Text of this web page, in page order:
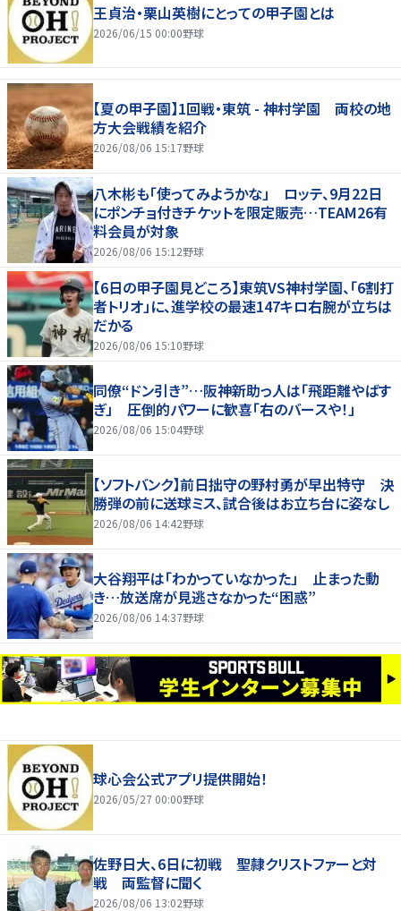
王貞治・栗山英樹にとっての甲子園とは
2026/06/15 00:00野球
【夏の甲子園】1回戦・東筑 - 神村学園 両校の地
方大会戦績を紹介
2026/08/06 15:17野球
八木彬も「使ってみようかな」 ロッテ、9月22日
にポンチョ付きチケットを限定販売…TEAM26有
料会員が対象
2026/08/06 15:12野球
【6日の甲子園見どころ】東筑VS神村学園、「6割打
者トリオ」に、進学校の最速147キロ右腕が立ちは
だかる
2026/08/06 15:10野球
同僚“ドン引き”…阪神新助っ人は「飛距離やばす
ぎ」 圧倒的パワーに歓喜「右のバースや！」
2026/08/06 15:04野球
【ソフトバンク】前日拙守の野村勇が早出特守 決
勝弾の前に送球ミス、試合後はお立ち台に姿なし
2026/08/06 14:42野球
大谷翔平は「わかっていなかった」 止まった動
き…放送席が見逃さなかった“困惑”
2026/08/06 14:37野球
球心会公式アプリ提供開始！
2026/05/27 00:00野球
佐野日大、6日に初戦 聖隷クリストファーと対
戦 両監督に聞く
2026/08/06 13:02野球